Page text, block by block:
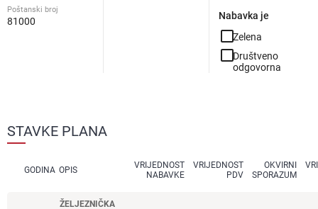
Nabavka je
check_box_outline_blankZelena
check_box_outline_blankDruštveno
odgovorna
Poštanski broj
81000
STAVKE PLANA
GODINA OPIS
VRIJEDNOST
NABAVKE
VRIJEDNOST
PDV
OKVIRNI
SPORAZUM
ŽELJEZNIČKA